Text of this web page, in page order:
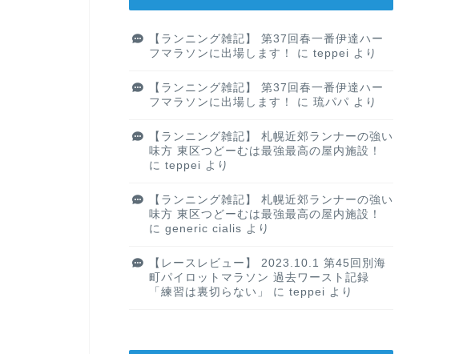
【ランニング雑記】 第37回春一番伊達ハー
フマラソンに出場します！
に teppei より
【ランニング雑記】 第37回春一番伊達ハー
フマラソンに出場します！
に 琉パパ より
【ランニング雑記】 札幌近郊ランナーの強い
味方 東区つどーむは最強最高の屋内施設！
に teppei より
【ランニング雑記】 札幌近郊ランナーの強い
味方 東区つどーむは最強最高の屋内施設！
に generic cialis より
【レースレビュー】 2023.10.1 第45回別海
町パイロットマラソン 過去ワースト記録
「練習は裏切らない」
に teppei より